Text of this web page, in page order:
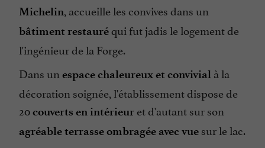
Michelin, accueille les convives dans un
bâtiment restauréqui fut jadis le logement de
l'ingénieur de la Forge.
Dans un espace chaleureux et convivial à la
décoration soignée, l'établissement dispose de
20couverts en intérieur et d'autant sur son
agréable terrasse ombragée avec vue sur le lac.